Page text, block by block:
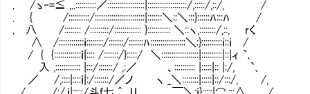
. /ゝ‐=≦ ,..::::::::::／::::::::::::::::::|:::::::::::::::::::/,:::::/,::/, /
. { /::::::::::/::::::::::::::::::::::::|:::::::＼::＼:::}::::::ﾊ:::ﾊ /
. 八 /:::::::: /:::::::::/::::::::::::: }::::::::::: ＼::ヽ,::::::::/,::, rく
∧ /::::::::::::ｉ::::::::/:::::::/:::::::ﾊ:::::::::::::::::＼:}::::::::::ｉ::ｉ /
/ { {:::::::::::::ｉ|:::: /:::::::/}:::::/ ＼
入 ,:::::::::::: |:::/:::::::/ ,:／ 、:::::::::: |:::::|:: |:/, `､
／ /,::::|::::ｉ|:/:::::::/／ノ ヽ _＼::::::::|:::::|::/:::/, /,
/ /:/,ｉ|:::::/斗f七 ^ U .￣＼:ｉ}:::::|⌒,:::∧ /,